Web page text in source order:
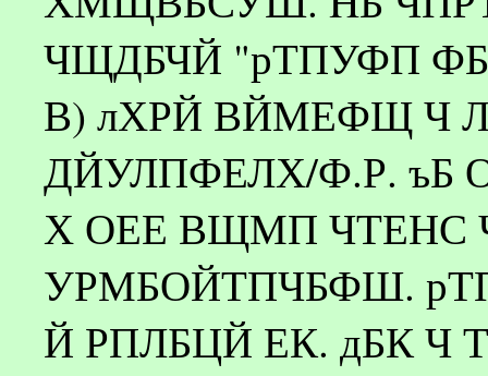
ЧЩДБЧЙ "рТПУФП
В) лХРЙ ВЙМЕФЩ Ч
ДЙУЛПФЕЛХ/Ф.Р.
Х ОЕЕ ВЩМП ЧТЕНС
УРМБОЙТПЧБФШ.
Й РПЛБЦЙ ЕК. дБК Ч